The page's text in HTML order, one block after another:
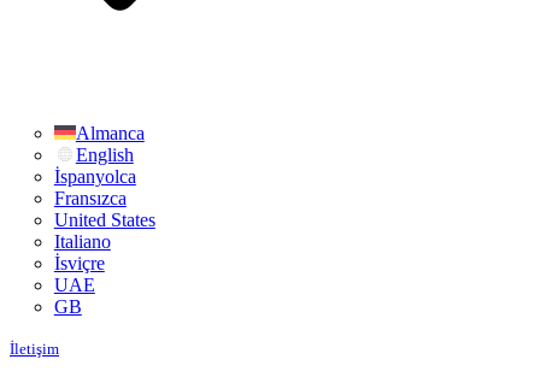
Almanca
English
İspanyolca
Fransızca
United States
Italiano
İsviçre
UAE
GB
İletişim